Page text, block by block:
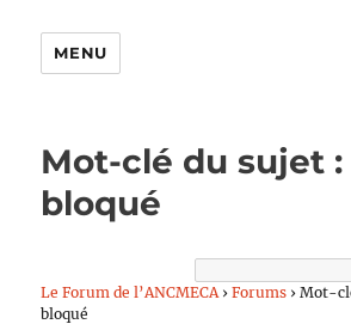
MENU
Mot-clé du sujet
bloqué
Le Forum de l’ANCMECA › Forums › Mot-
bloqué